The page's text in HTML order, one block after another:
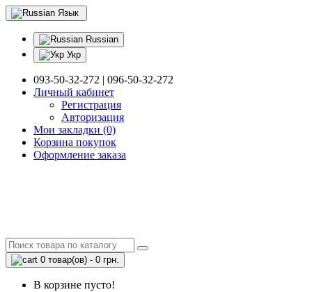
Язык
Russian
Укр
093-50-32-272 | 096-50-32-272
Личный кабинет
Регистрация
Авторизация
Мои закладки (0)
Корзина покупок
Оформление заказа
0 товар(ов) - 0 грн.
В корзине пусто!